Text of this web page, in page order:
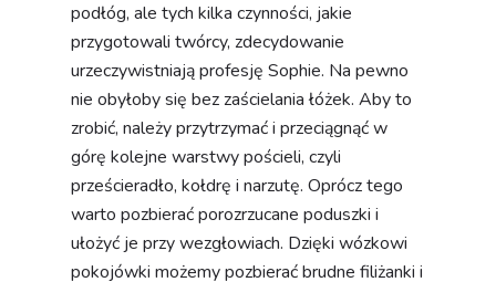
podłóg, ale tych kilka czynności, jakie
przygotowali twórcy, zdecydowanie
urzeczywistniają profesję Sophie. Na pewno
nie obyłoby się bez zaścielania łóżek. Aby to
zrobić, należy przytrzymać i przeciągnąć w
górę kolejne warstwy pościeli, czyli
prześcieradło, kołdrę i narzutę. Oprócz tego
warto pozbierać porozrzucane poduszki i
ułożyć je przy wezgłowiach. Dzięki wózkowi
pokojówki możemy pozbierać brudne filiżanki i